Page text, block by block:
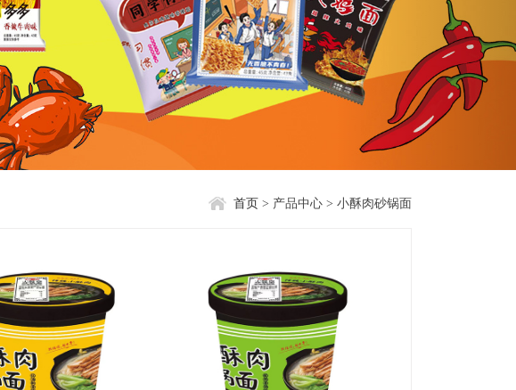
首页 > 产品中心 > 小酥肉砂锅面